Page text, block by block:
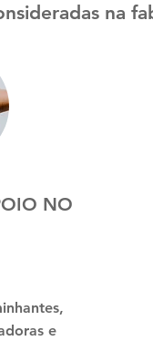
na
NO
e